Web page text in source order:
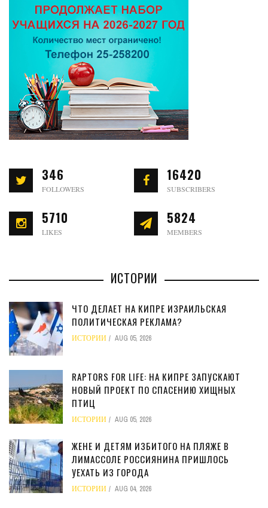
346
FOLLOWERS
16420
SUBSCRIBERS
5710
LIKES
5824
MEMBERS
ИСТОРИИ
ЧТО ДЕЛАЕТ НА КИПРЕ ИЗРАИЛЬСКАЯ
ПОЛИТИЧЕСКАЯ РЕКЛАМА?
ИСТОРИИ AUG 05, 2026
RAPTORS FOR LIFE: НА КИПРЕ ЗАПУСКАЮТ
НОВЫЙ ПРОЕКТ ПО СПАСЕНИЮ ХИЩНЫХ
ПТИЦ
ИСТОРИИ AUG 05, 2026
ЖЕНЕ И ДЕТЯМ ИЗБИТОГО НА ПЛЯЖЕ В
ЛИМАССОЛЕ РОССИЯНИНА ПРИШЛОСЬ
УЕХАТЬ ИЗ ГОРОДА
ИСТОРИИ AUG 04, 2026